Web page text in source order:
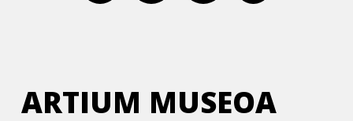
ARTIUM MUSEOA